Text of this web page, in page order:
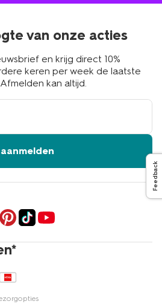
van onze acties
en krijg direct 10%
keren per week de laatste
kan altijd.
aanmelden
Feedback